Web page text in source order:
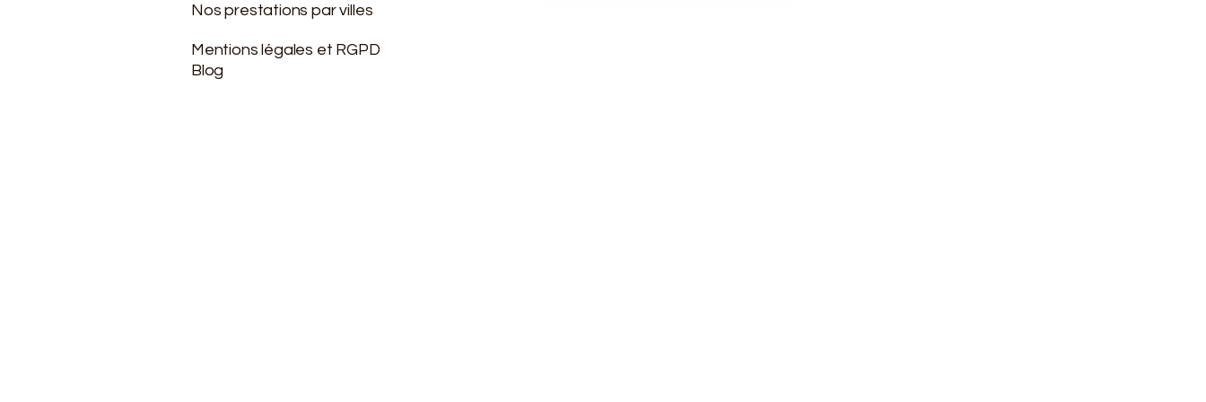
Nos prestations par villes
Mentions légales et RGPD
Blog